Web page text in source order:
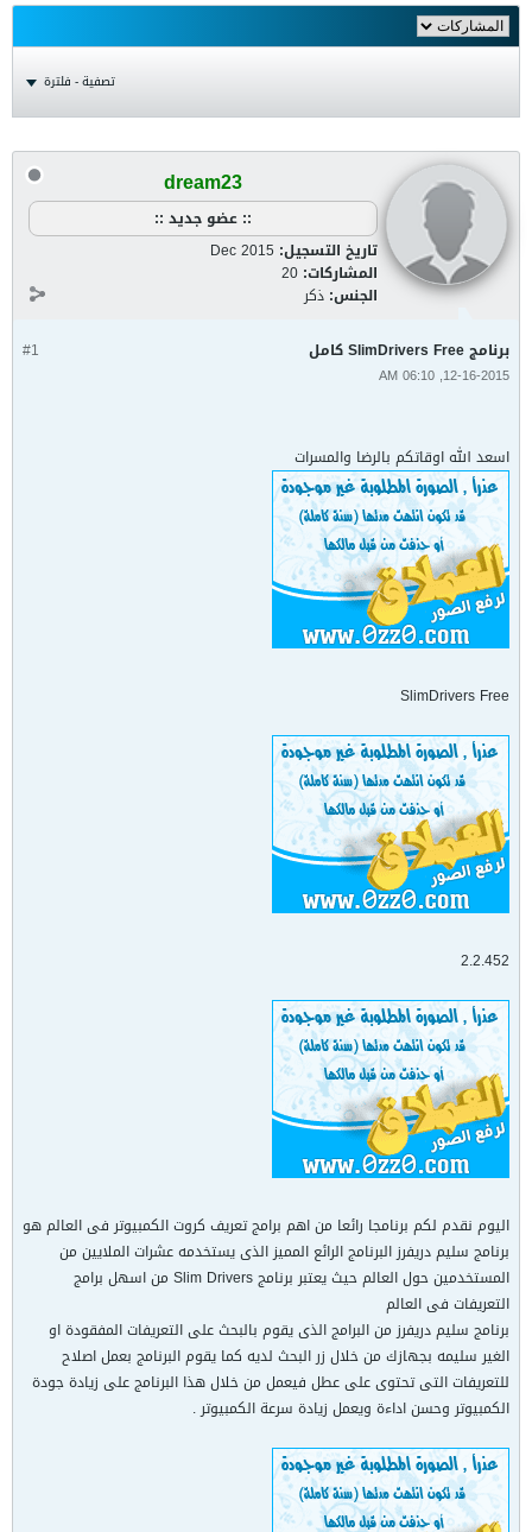
تصفية - فلترة
dream23
:: عضو جديد ::
تاريخ التسجيل: Dec 2015
المشاركات: 20
الجنس: ذكر
#1 برنامج SlimDrivers Free كامل
12-16-2015, 06:10 AM
اسعد الله اوقاتكم بالرضا والمسرات
SlimDrivers Free
2.2.452
اليوم نقدم لكم برنامجا رائعا من اهم برامج تعريف كروت الكمبيوتر فى العالم هو
برنامج سليم دريفرز البرنامج الرائع المميز الذى يستخدمه عشرات الملايين من
المستخدمين حول العالم حيث يعتبر برنامج Slim Drivers من اسهل برامج
التعريفات فى العالم
برنامج سليم دريفرز من البرامج الذى يقوم بالبحث على التعريفات المفقودة او
الغير سليمه بجهازك من خلال زر البحث لديه كما يقوم البرنامج بعمل اصلاح
للتعريفات التى تحتوى على عطل فيعمل من خلال هذا البرنامج على زيادة جودة
الكمبيوتر وحسن اداءة ويعمل زيادة سرعة الكمبيوتر .